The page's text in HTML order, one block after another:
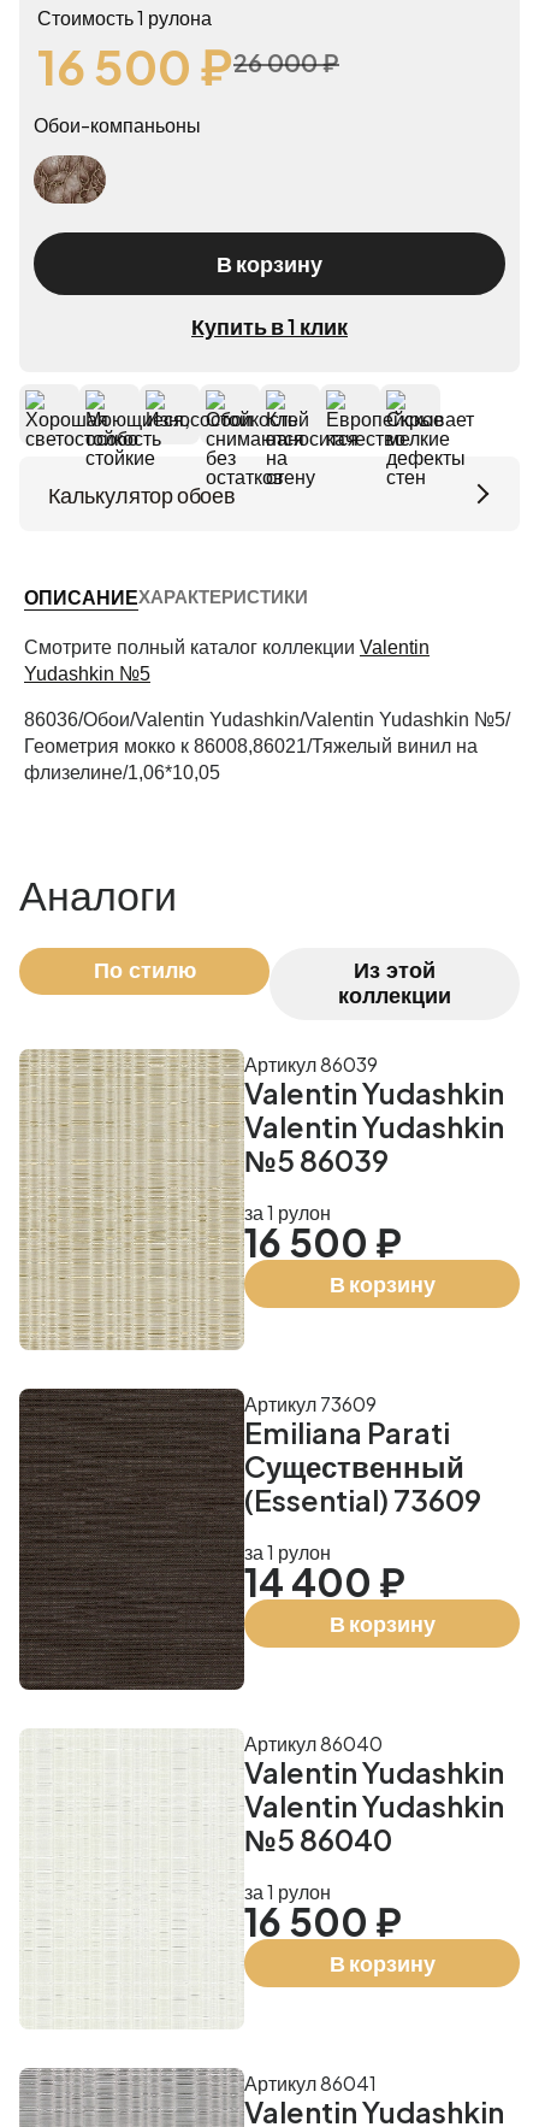
Стоимость 1 рулона
16 500 ₽26 000 ₽
Обои-компаньоны
В корзину
Купить в 1 клик
Калькулятор обоев
Периметр комнаты (м)
Рассчитать
ОПИСАНИЕХАРАКТЕРИСТИКИ
Смотрите полный каталог коллекции Valentin
Yudashkin №5
86036/Обои/Valentin Yudashkin/Valentin Yudashkin №5/
Геометрия мокко к 86008,86021/Тяжелый винил на
флизелине/1,06*10,05
Аналоги
По стилю
Из этой
коллекции
Valentin Yudashkin
Valentin Yudashkin
№5 86039
Артикул 86039
за 1 рулон
16 500 ₽
В корзину
Emiliana Parati
Cущественный
(Essential) 73609
Артикул 73609
за 1 рулон
14 400 ₽
В корзину
Valentin Yudashkin
Valentin Yudashkin
№5 86040
Артикул 86040
за 1 рулон
16 500 ₽
В корзину
Valentin Yudashkin
Артикул 86041